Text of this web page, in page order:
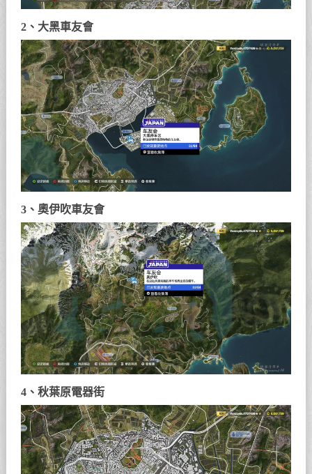
2、大黑車友會
3、奧伊吹車友會
4、秋葉原電器街